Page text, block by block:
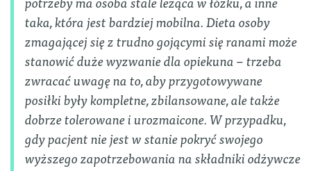
taka, która jest bardziej mobilna. Dieta osoby
zmagającej się z trudno gojącymi się ranami może
stanowić duże wyzwanie dla opiekuna – trzeba
zwracać uwagę na to, aby przygotowywane
posiłki były kompletne, zbilansowane, ale także
dobrze tolerowane i urozmaicone. W przypadku,
gdy pacjent nie jest w stanie pokryć swojego
wyższego zapotrzebowania na składniki odżywcze